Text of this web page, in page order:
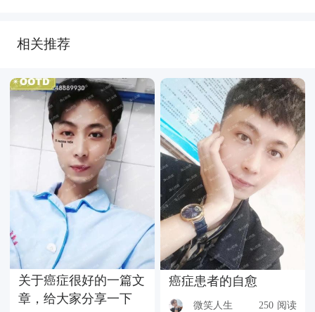
相关推荐
关于癌症很好的一篇文
章，给大家分享一下
癌症患者的自愈
微笑人生 250 阅读